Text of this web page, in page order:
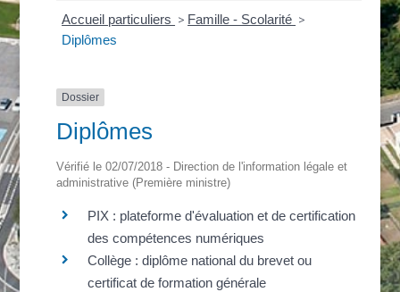
Accueil particuliers > Famille - Scolarité >
Diplômes
Dossier
Diplômes
Vérifié le 02/07/2018 - Direction de l'information légale et
administrative (Première ministre)
PIX : plateforme d'évaluation et de certification
des compétences numériques
Collège : diplôme national du brevet ou
certificat de formation générale